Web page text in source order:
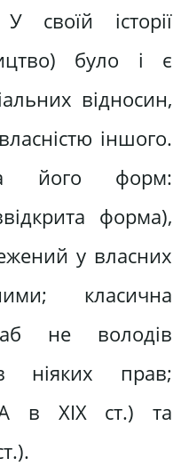
У своїй історії
було і є
відносин,
іншого.
його форм:
форма),
у власних
класична
не володів
ніяких прав;
в XIX ст.) та